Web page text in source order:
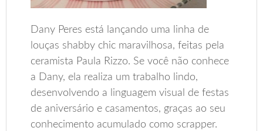
Dany Peres está lançando uma linha de
louças shabby chic maravilhosa, feitas pela
ceramista Paula Rizzo. Se você não conhece
a Dany, ela realiza um trabalho lindo,
desenvolvendo a linguagem visual de festas
de aniversário e casamentos, graças ao seu
conhecimento acumulado como scrapper.